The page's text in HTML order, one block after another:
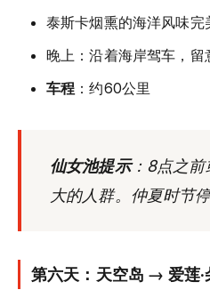
泰斯卡烟熏的海洋风味
晚上：沿着海岸驾车，
车程 ：约60公里
仙女池提示：8点之前
大的人群。仲夏时节
第六天：天空岛 → 爱莲